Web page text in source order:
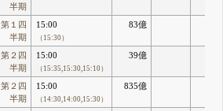
半期
第１四
半期
15:00
（15:30）
83億
第２四
半期
15:00
（15:35,15:30,15:10）
39億
第２四
半期
15:00
（14:30,14:00,15:30）
835億